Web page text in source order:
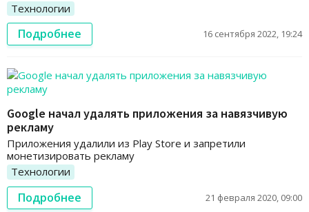
Технологии
Подробнее 16 сентября 2022, 19:24
Google начал удалять приложения за навязчивую
рекламу
Приложения удалили из Play Store и запретили
монетизировать рекламу
Технологии
Подробнее 21 февраля 2020, 09:00